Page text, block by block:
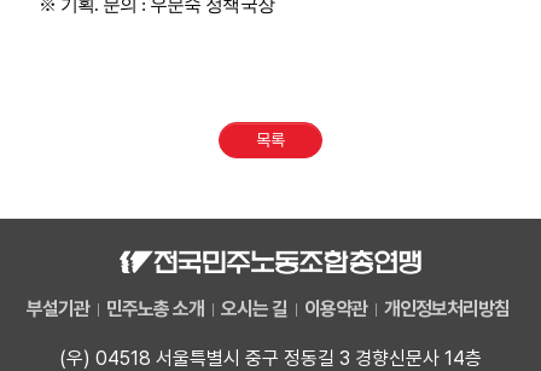
※ 기획. 문의 : 우문숙 정책국장
목록
부설기관 민주노총 소개 오시는 길 이용약관 개인정보처리방침
(우) 04518 서울특별시 중구 정동길 3 경향신문사 14층